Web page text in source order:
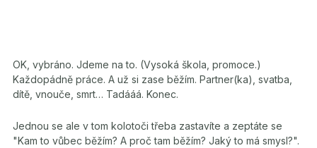
OK, vybráno. Jdeme na to. (Vysoká škola, promoce.)
Každopádně práce. A už si zase běžím. Partner(ka), svatba,
dítě, vnouče, smrt… Tadááá. Konec.
Jednou se ale v tom kolotoči třeba zastavíte a zeptáte se
"Kam to vůbec běžím? A proč tam běžím? Jaký to má smysl?".